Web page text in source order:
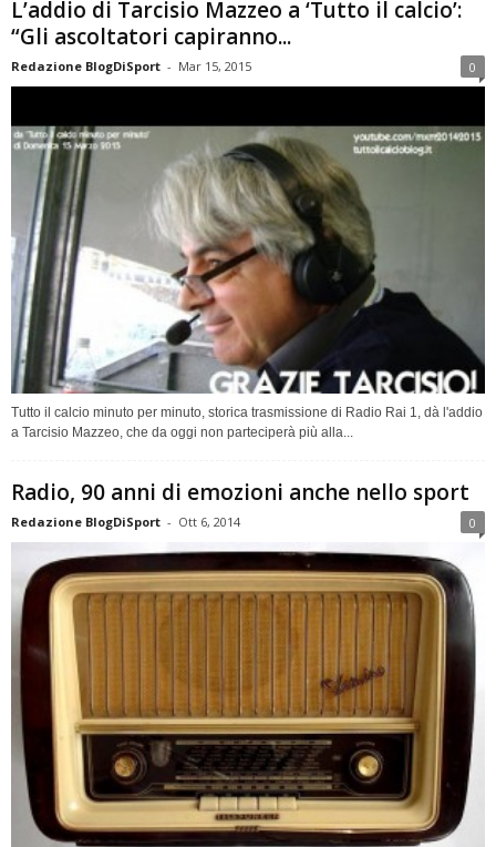
L’addio di Tarcisio Mazzeo a ‘Tutto il calcio’:
“Gli ascoltatori capiranno...
Redazione BlogDiSport - Mar 15, 2015 0
Tutto il calcio minuto per minuto, storica trasmissione di Radio Rai 1, dà l'addio
a Tarcisio Mazzeo, che da oggi non parteciperà più alla...
Radio, 90 anni di emozioni anche nello sport
Redazione BlogDiSport - Ott 6, 2014 0